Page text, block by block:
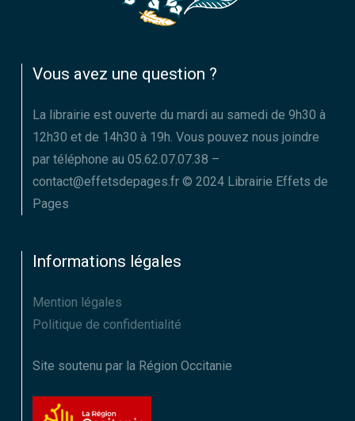
Vous avez une question ?
La librairie est ouverte du mardi au samedi de 9h30 à
12h30 et de 14h30 à 19h. Vous pouvez nous joindre
par téléphone au 05.62.07.07.38 –
contact@effetsdepages.fr © 2024 Librairie Effets de
Pages
Informations légales
Mention légales
Politique de confidentialité
Site soutenu par la Région Occitanie